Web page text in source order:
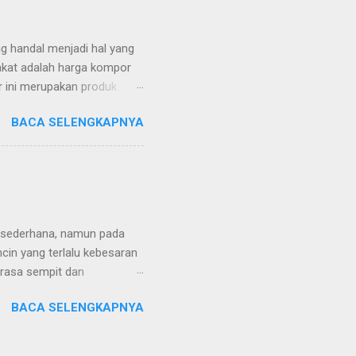
handal menjadi hal yang
adalah harga kompor
ini merupakan produk
dua tungku dari
berkualitas, awet, dan
Lebih Cepat Kelebihan
tungku, Anda dapat
BACA SELENGKAPNYA
namun pada
yang terlalu kebesaran
sempit dan
menghindari nya, yuk
BACA SELENGKAPNYA